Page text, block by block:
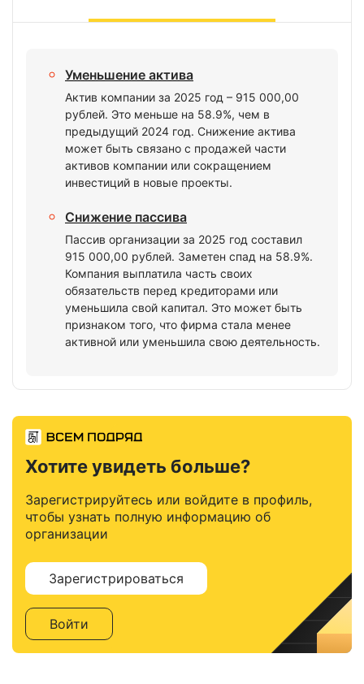
Уменьшение актива
Актив компании за 2025 год – 915 000,00
рублей. Это меньше на 58.9%, чем в
предыдущий 2024 год. Снижение актива
может быть связано с продажей части
активов компании или сокращением
инвестиций в новые проекты.
Снижение пассива
Пассив организации за 2025 год составил
915 000,00 рублей. Заметен спад на 58.9%.
Компания выплатила часть своих
обязательств перед кредиторами или
уменьшила свой капитал. Это может быть
признаком того, что фирма стала менее
активной или уменьшила свою деятельность.
Хотите увидеть больше?
Зарегистрируйтесь или войдите в профиль,
чтобы узнать полную информацию об
организации
Зарегистрироваться
Войти